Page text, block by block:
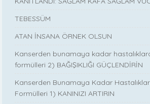
TEBESSÜM
ATAN İNSANA ÖRNEK OLSUN
Kanserden bunamaya kadar
formülleri 2) BAĞIŞIKLIĞI GÜÇLENDİRİN
Kanserden Bunamaya Kadar
Formülleri 1) KANINIZI ARTIRIN